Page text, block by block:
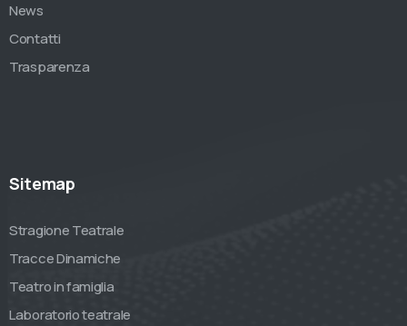
News
Contatti
Trasparenza
Sitemap
Stragione Teatrale
Tracce Dinamiche
Teatro in famiglia
Laboratorio teatrale